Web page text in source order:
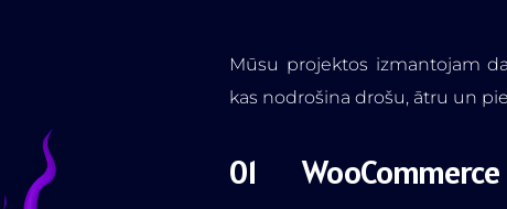
Mūsu projektos izmantojam
kas nodrošina drošu, ātru un
WooCommerce